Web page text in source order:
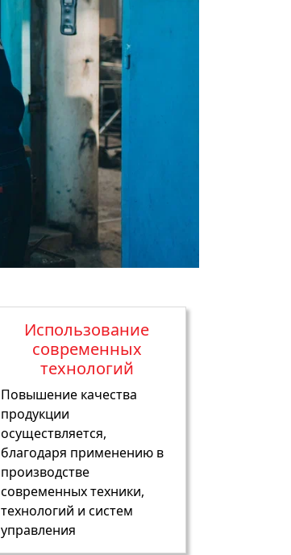
Использование
современных
технологий
Повышение качества
продукции
осуществляется,
благодаря применению в
производстве
современных техники,
технологий и систем
управления